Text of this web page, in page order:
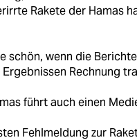
Rakete der Hamas
schön, wenn die
Rechnung
führt auch einen
Fehlmeldung zur